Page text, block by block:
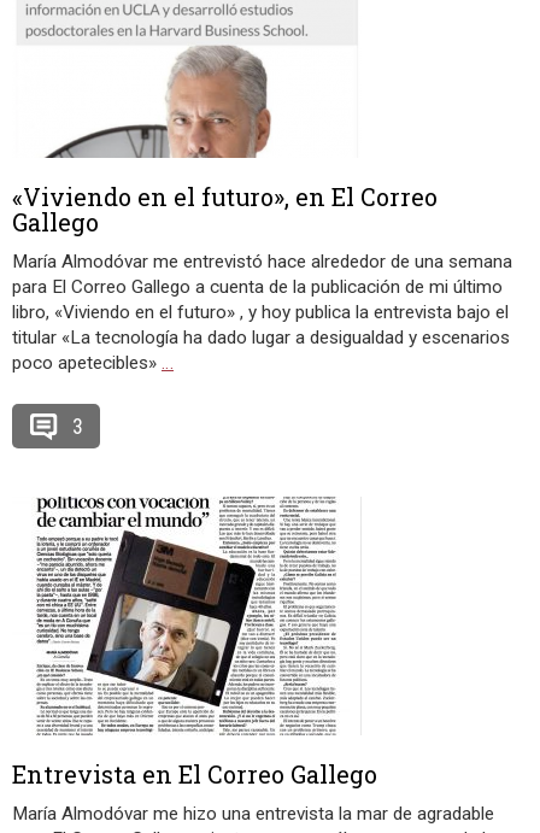
«Viviendo en el futuro», en El Correo
Gallego
María Almodóvar me entrevistó hace alrededor de una semana
para El Correo Gallego a cuenta de la publicación de mi último
libro, «Viviendo en el futuro» , y hoy publica la entrevista bajo el
titular «La tecnología ha dado lugar a desigualdad y escenarios
poco apetecibles» …
3
Entrevista en El Correo Gallego
María Almodóvar me hizo una entrevista la mar de agradable